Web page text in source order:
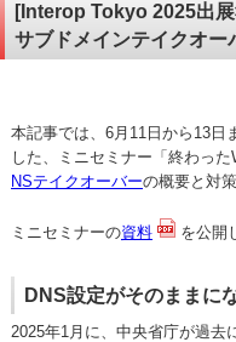
[Interop Tokyo 2025出
サブドメインテイクオ
本記事では、6月11日から13日
した、ミニセミナー「終わっ
NSテイクオーバーの概要と対
ミニセミナーの資料 を公開
DNS設定がそのままに
2025年1月に、中央省庁が過